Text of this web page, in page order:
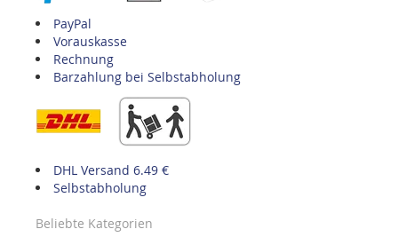
PayPal
Vorauskasse
Rechnung
Barzahlung bei Selbstabholung
DHL Versand 6.49 €
Selbstabholung
Beliebte Kategorien